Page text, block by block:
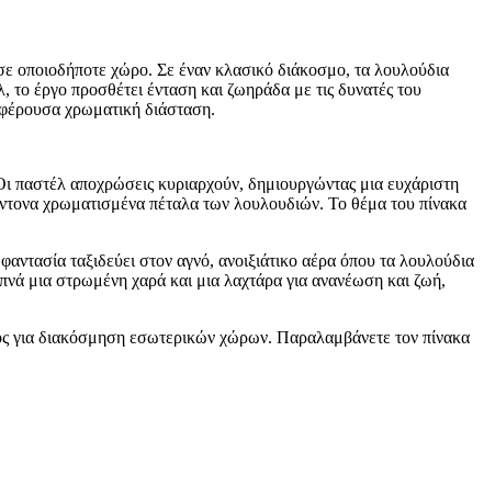
χώρο. Σε έναν κλασικό διάκοσμο, τα λουλούδια
έργο προσθέτει ένταση και ζωηράδα με τις δυνατές του
χρωματική διάσταση.
παστέλ αποχρώσεις κυριαρχούν, δημιουργώντας μια ευχάριστη
χρωματισμένα πέταλα των λουλουδιών. Το θέμα του πίνακα
ταξιδεύει στον αγνό, ανοιξιάτικο αέρα όπου τα λουλούδια
μια στρωμένη χαρά και μια λαχτάρα για ανανέωση και ζωή,
για διακόσμηση εσωτερικών χώρων. Παραλαμβάνετε τον πίνακα